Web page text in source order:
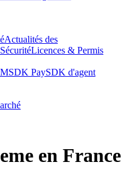
Actualités des
SécuritéLicences & Permis
SDK PaySDK d'agent
en France